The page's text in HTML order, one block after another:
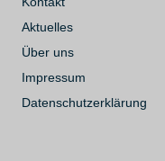
Aktuelles
Über uns
Impressum
Datenschutzerklärung